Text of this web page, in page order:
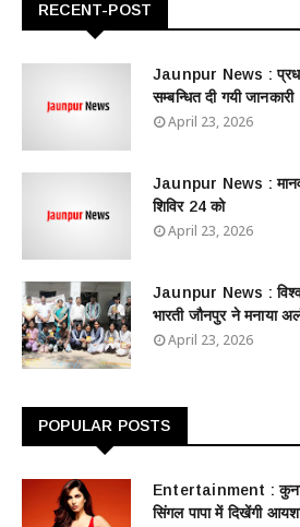
RECENT-POST
Jaunpur News :
सम्बन्धित दी गयी जानकारी
April 23, 2026
Jaunpur News : ​मानव
शिविर 24 को
April 23, 2026
Jaunpur News : विश्व
भारती जौनपुर ने मनाया
April 23, 2026
POPULAR POSTS
Entertainment :
सिंगल पापा में दिखेंगी